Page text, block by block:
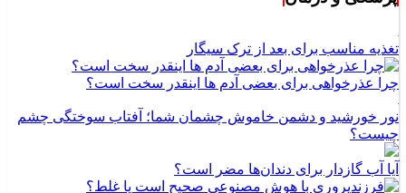
تغذیه مناسب برای بعد از ترک سیگار
چرا عذرخواهی برای بعضی آدم ها اینقدر سخت است؟
نور خورشید و دشمن خاموش چشمان شما؛ آفتاب سوختگی چشم
چیست؟
آیا آب گازدار برای دندان‌ها مضر است؟